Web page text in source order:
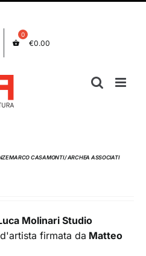
€0.00
MARCO CASAMONTI / ARCHEA ASSOCIATI
Molinari Studio
firmata da Matteo